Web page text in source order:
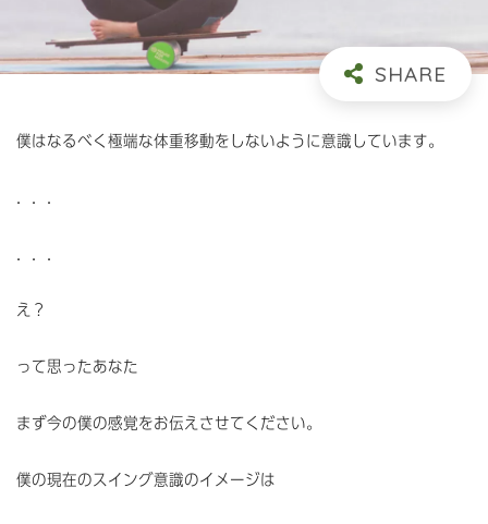
僕はなるべく極端な体重移動をしないように意識しています。
え？
って思ったあなた
まず今の僕の感覚をお伝えさせてください。
僕の現在のスイング意識のイメージは